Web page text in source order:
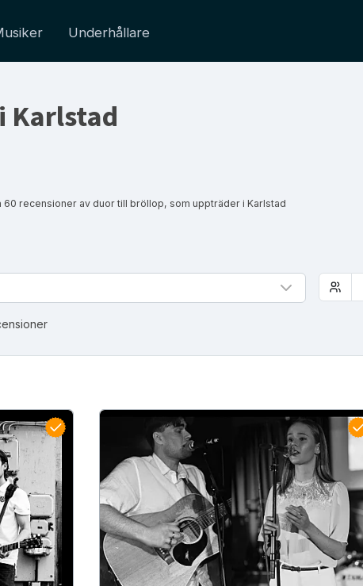
Underhållare
Karlstad
60 recensioner av duor till bröllop, som uppträder i Karlstad